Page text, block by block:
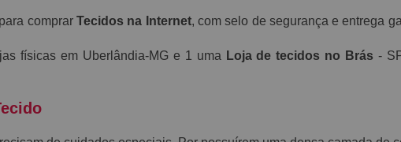
comprar Tecidos na Internet, com selo de segurança e entrega
físicas em Uberlândia-MG e 1 uma Loja de tecidos no Brás-